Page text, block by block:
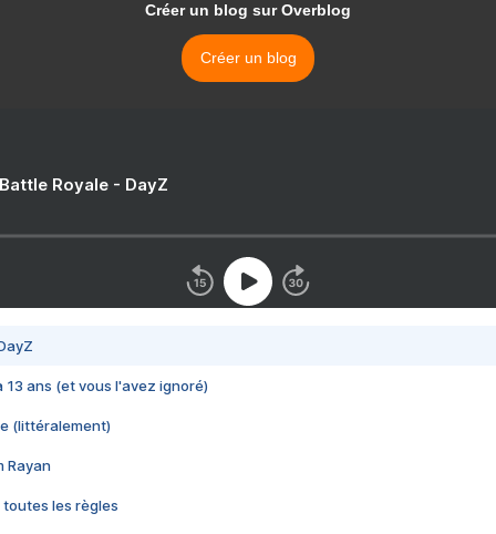
Créer un blog sur Overblog
Créer un blog
Royale - DayZ
13 ans (et vous l'avez ignoré)
(littéralement)
Rayan
toutes les règles